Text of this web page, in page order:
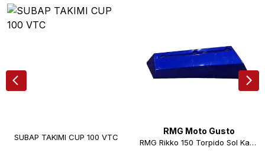
SUBAP TAKIMI CUP 100 VTC
RMG Moto Gusto
RMG Rikko 150 Torpido Sol Kapak Mavi